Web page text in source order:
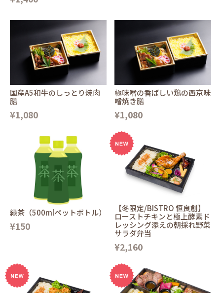
国産A5和牛のしっとり焼肉
膳
¥1,080
極味噌の香ばしい鶏の西京味
噌焼き膳
¥1,080
緑茶（500mlペットボトル）
¥150
【冬限定/BISTRO 恒良創】
ローストチキンと極上酵素ド
レッシング添えの朝採れ野菜
サラダ弁当
¥2,160